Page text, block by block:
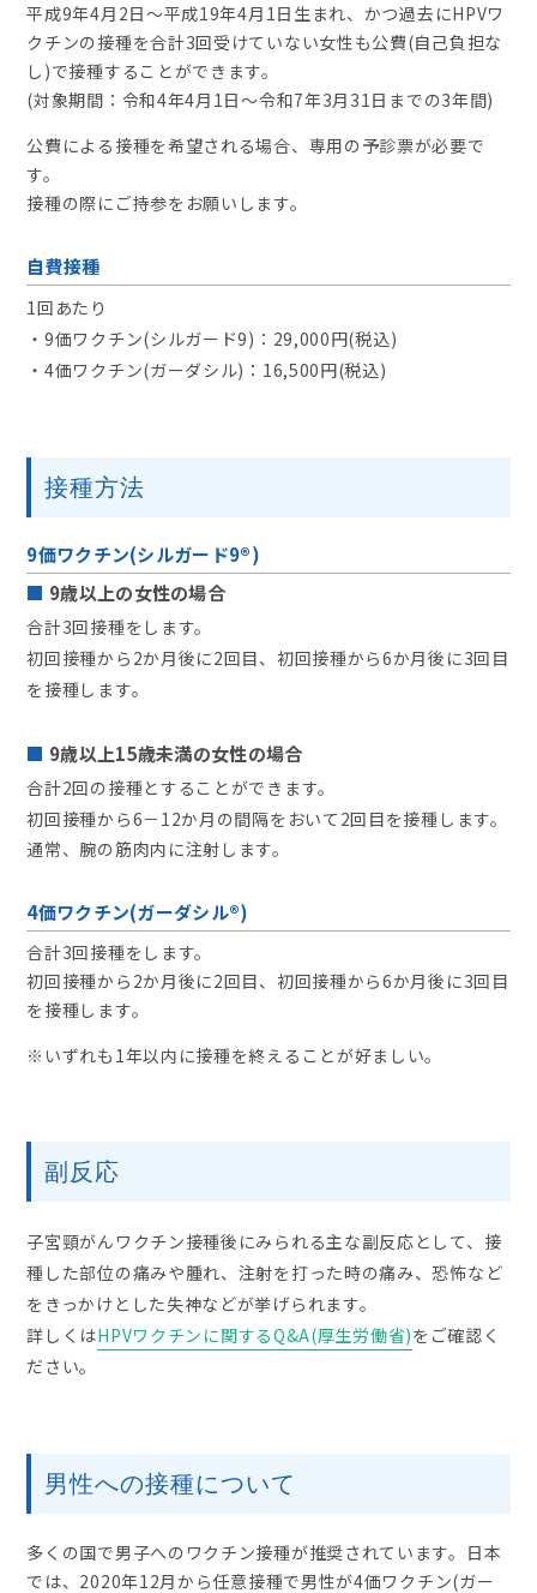
平成9年4月2日～平成19年4月1日生まれ、かつ過去にHPVワ
クチンの接種を合計3回受けていない女性も公費(自己負担な
し)で接種することができます。
(対象期間：令和4年4月1日～令和7年3月31日までの3年間)
公費による接種を希望される場合、専用の予診票が必要で
す。
接種の際にご持参をお願いします。
自費接種
1回あたり
・9価ワクチン(シルガード9)：29,000円(税込)
・4価ワクチン(ガーダシル)：16,500円(税込)
接種方法
9価ワクチン(シルガード9®)
9歳以上の女性の場合
合計3回接種をします。
初回接種から2か月後に2回目、初回接種から6か月後に3回目
を接種します。
9歳以上15歳未満の女性の場合
合計2回の接種とすることができます。
初回接種から6－12か月の間隔をおいて2回目を接種します。
通常、腕の筋肉内に注射します。
4価ワクチン(ガーダシル®)
合計3回接種をします。
初回接種から2か月後に2回目、初回接種から6か月後に3回目
を接種します。
※いずれも1年以内に接種を終えることが好ましい。
副反応
子宮頸がんワクチン接種後にみられる主な副反応として、接
種した部位の痛みや腫れ、注射を打った時の痛み、恐怖など
をきっかけとした失神などが挙げられます。
詳しくはHPVワクチンに関するQ&A(厚生労働省)をご確認く
ださい。
男性への接種について
多くの国で男子へのワクチン接種が推奨されています。日本
では、2020年12月から任意接種で男性が4価ワクチン(ガー